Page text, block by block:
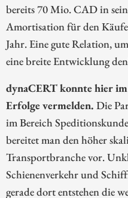
bereits 70 Mio. CAD in
Amortisation für den
Jahr. Eine gute Relation,
eine breite Entwicklung
dynaCERT konnte hier
Erfolge vermelden. Die
im Bereich
bereitet man den höher
Transportbranche vor.
Schienenverkehr und
gerade dort entstehen die